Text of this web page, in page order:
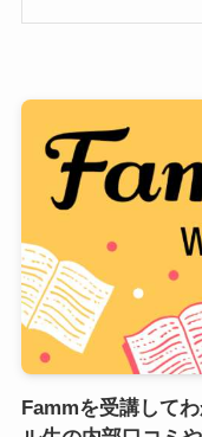
Fammを受講して